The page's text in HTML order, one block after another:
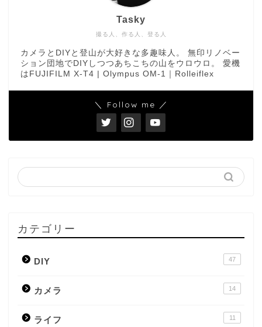
撮る人、作る人、登る人
Tasky
カメラとDIYと登山が大好きな多趣味人。 無印リノベー
ション団地でDIYしつつあちこちの山をウロウロ。 愛機
はFUJIFILM X-T4 | Olympus OM-1｜Rolleiflex
＼ Follow me ／
カテゴリー
DIY 47
カメラ 14
ライフ 11